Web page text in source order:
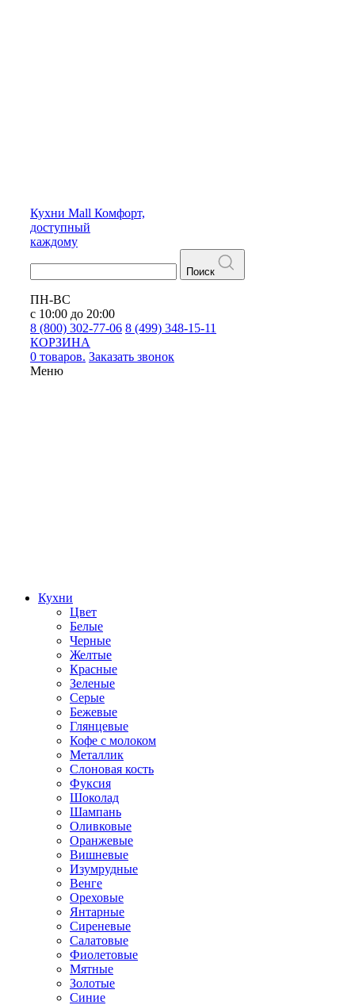
Кухни Mall Комфорт,
доступный
каждому
Поиск
ПН-ВС
с 10:00 до 20:00
8 (800) 302-77-06 8 (499) 348-15-11
КОРЗИНА
0 товаров. Заказать звонок
Меню
Кухни
Цвет
Белые
Черные
Желтые
Красные
Зеленые
Серые
Бежевые
Глянцевые
Кофе с молоком
Металлик
Слоновая кость
Фуксия
Шоколад
Шампань
Оливковые
Оранжевые
Вишневые
Изумрудные
Венге
Ореховые
Янтарные
Сиреневые
Салатовые
Фиолетовые
Мятные
Золотые
Синие